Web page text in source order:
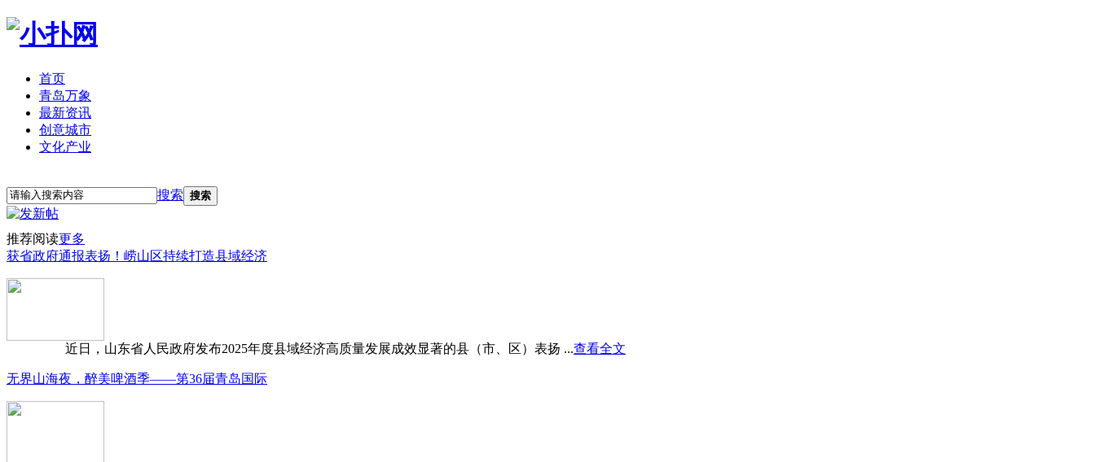
首页
青岛万象
最新资讯
创意城市
文化产业
搜索 搜索
推荐阅读更多
获省政府通报表扬！崂山区持续打造县域经济
近日，山东省人民政府发布2025年度县域经济高质量发展成效显著的县（市、区）表扬 ...查看全文
无界山海夜，醉美啤酒季——第36届青岛国际